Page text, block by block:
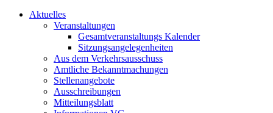
Aktuelles
Veranstaltungen
Gesamtveranstaltungs Kalender
Sitzungsangelegenheiten
Aus dem Verkehrsausschuss
Amtliche Bekanntmachungen
Stellenangebote
Ausschreibungen
Mitteilungsblatt